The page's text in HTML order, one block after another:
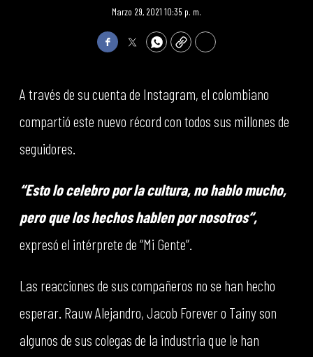
Marzo 29, 2021 10:35 p. m.
FacebookTwitterWhatsApp
Copy Print
A través de su cuenta de Instagram, el colombiano
compartió este nuevo récord con todos sus millones de
seguidores.
“Esto lo celebro por la cultura, no hablo mucho,
pero que los hechos hablen por nosotros“,
expresó el intérprete de “Mi Gente”.
Las reacciones de sus compañeros no se han hecho
esperar. Rauw Alejandro, Jacob Forever o Tainy son
algunos de sus colegas de la industria que le han